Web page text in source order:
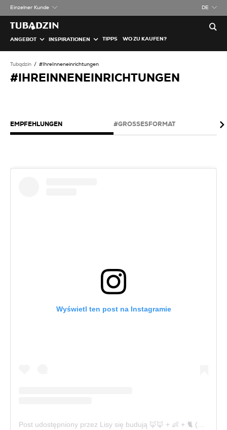
Einzelner Kunde DE
ANGEBOT INSPIRATIONEN TIPPS WO ZU KAUFEN?
Tubądzin #IhreInneneinrichtungen
#IHREINNENEINRICHTUNGEN
EMPFEHLUNGEN #GROSSESFORMAT
Wyświetl ten post na Instagramie